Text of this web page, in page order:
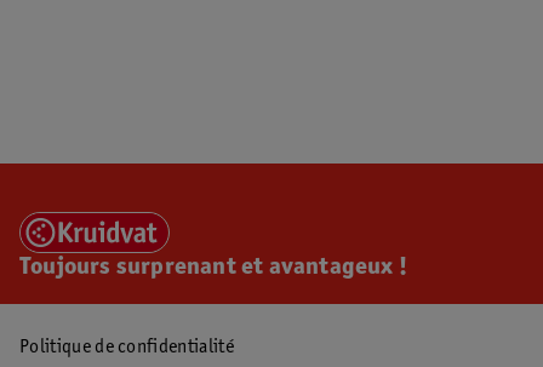
Toujours surprenant et avantageux !
Politique de confidentialité